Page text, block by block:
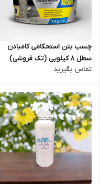
چسب بتن استحکامی کامبادن
سطل 8 کیلویی (تک فروشی)
تماس بگیرید